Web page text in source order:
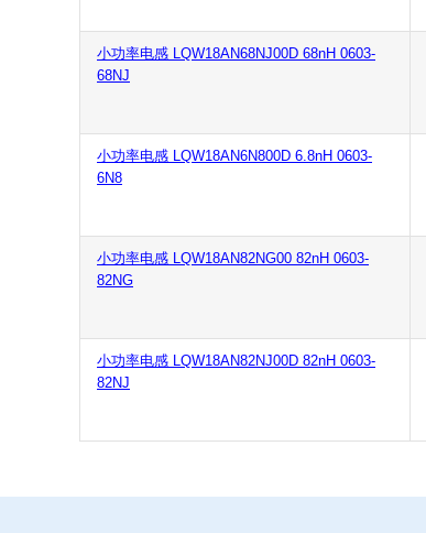
小功率电感 LQW18AN68NJ00D 68nH 0603-
68NJ
小功率电感 LQW18AN6N800D 6.8nH 0603-
6N8
小功率电感 LQW18AN82NG00 82nH 0603-
82NG
小功率电感 LQW18AN82NJ00D 82nH 0603-
82NJ